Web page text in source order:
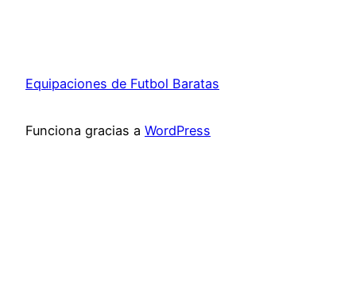
Equipaciones de Futbol Baratas
Funciona gracias a WordPress